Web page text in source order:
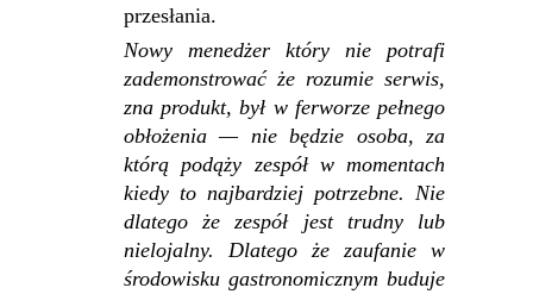
przesłania.
Nowy menedżer który nie potrafi
zademonstrować że rozumie serwis,
zna produkt, był w ferworze pełnego
obłożenia — nie będzie osoba, za
którą podąży zespół w momentach
kiedy to najbardziej potrzebne. Nie
dlatego że zespół jest trudny lub
nielojalny. Dlatego że zaufanie w
środowisku gastronomicznym buduje